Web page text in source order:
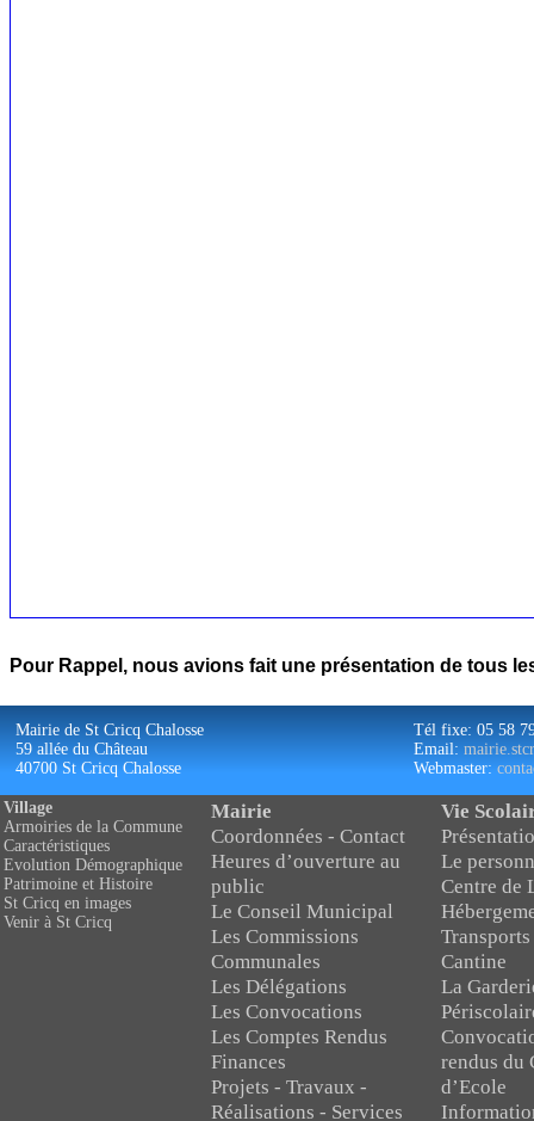
Pour Rappel, nous avions fait une présentation de tous
Mairie de St Cricq Chalosse
59 allée du Château
40700 St Cricq Chalosse
Tél fixe: 05 58
Email:
Webmaster:
Village
Armoiries de la Commune
Caractéristiques
Evolution Démographique
Patrimoine et Histoire
St Cricq en images
Venir à St Cricq
Mairie
Coordonnées - Contact
Heures d’ouverture au
public
Le Conseil Municipal
Les Commissions
Communales
Les Délégations
Les Convocations
Les Comptes Rendus
Finances
Projets - Travaux -
Réalisations - Services
Vie
Le
Centre de
Cantine
La
rendus du
d’Ecole